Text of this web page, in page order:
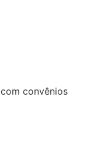
convênios